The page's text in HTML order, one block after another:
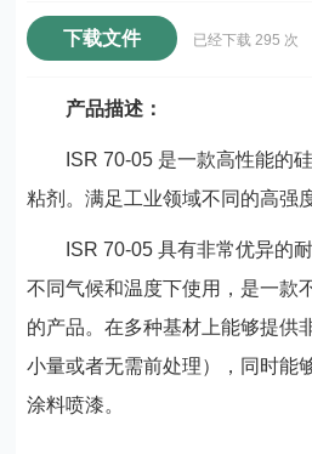
下载文件 已经下载 295 次
产品描述：
ISR 70-05 是一款高性能的
粘剂。满足工业领域不同的高强
ISR 70-05 具有非常优异的
不同气候和温度下使用，是一款
的产品。在多种基材上能够提供
小量或者无需前处理），同时能
涂料喷漆。